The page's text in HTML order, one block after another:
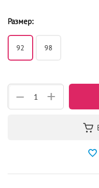
Размер:
92 98
+
−